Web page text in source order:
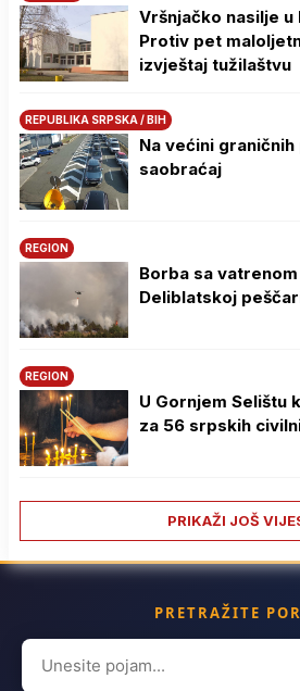
Vršnjačko nasilje u
Protiv pet
izvještaj tužilaštvu
REPUBLIKA SRPSKA / BIH
Na većini
saobraćaj
REGION
Borba sa
Deliblatskoj
REGION
U Gornjem Selištu
za 56 srpskih
PRIKAŽI JOŠ
PRETRAŽITE
Search
for: